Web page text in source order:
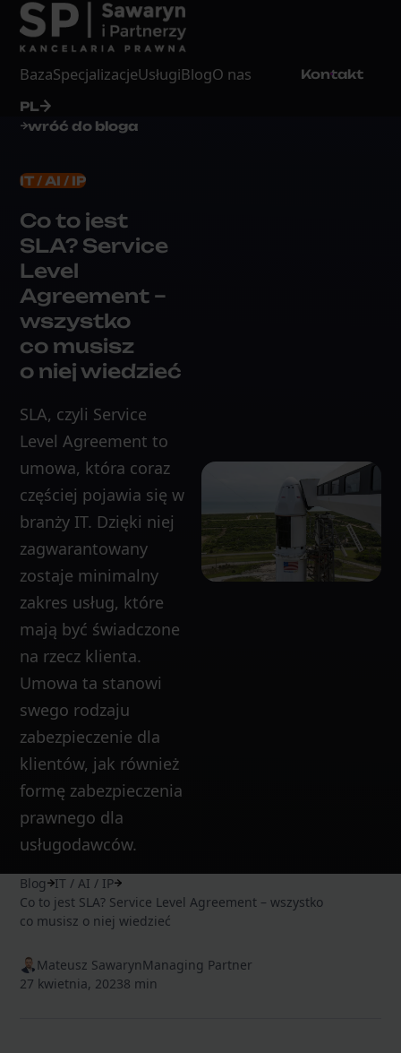
BazaSpecjalizacjeUsługiBlogO nas Kontakt
PL
wróć do bloga
IT / AI / IP
Co to jest
SLA? Service
Level
Agreement –
wszystko
co musisz
o niej wiedzieć
SLA, czyli Service
Level Agreement to
umowa, która coraz
częściej pojawia się w
branży IT. Dzięki niej
zagwarantowany
zostaje minimalny
zakres usług, które
mają być świadczone
na rzecz klienta.
Umowa ta stanowi
swego rodzaju
zabezpieczenie dla
klientów, jak również
formę zabezpieczenia
prawnego dla
usługodawców.
Blog
IT / AI / IP
Co to jest SLA? Service Level Agreement – wszystko
co musisz o niej wiedzieć
Mateusz SawarynManaging Partner
27 kwietnia, 20238 min